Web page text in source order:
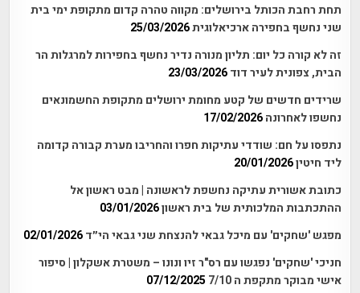
תחת רחבת הכותל בירושלים: מקווה טהרה קדום מתקופת ימי בית
שני נחשף בחפירה ארכיאלוגית25/03/2026
זה לא קורה כל יום: תליון מנורה נדיר נחשף בחפירות למרגלות הר
הבית, צפונית לעיר דוד 23/03/2026
שרידים חדשים של קטע מחומת ירושלים מתקופת החשמונאים
נחשפו לאחרונה 17/02/2026
נתפסו על חם: שודדי עתיקות חפרו והחריבו מערת קבורה קדומה
ליד חיטין20/01/2026
כתובת אשורית עתיקה נחשפת לראשונה | מבט ראשון אל
ההתכתבות המלכותית של בית ראשון03/01/2026
מפגש 'שחקים' עם מיכל גבאי להנצחת שני גבאי הי״ד 02/01/2026
חניכי 'שחקים' נפגשו עם רס"ר זיו ונונו – משטרת אשקלון | סיפור
אישי מבוקר מתקפת ה 7/10
07/12/2025